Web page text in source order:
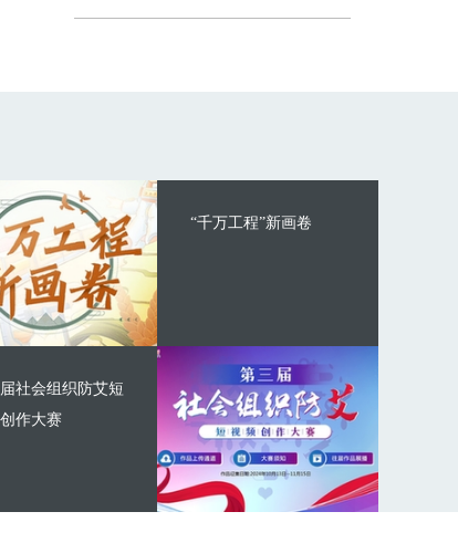
“千万工程”新画卷
社会组织防艾短
作大赛